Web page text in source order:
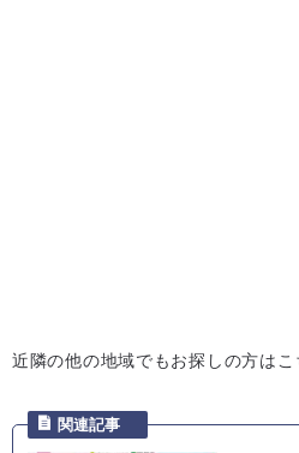
近隣の他の地域でもお探しの方はこ